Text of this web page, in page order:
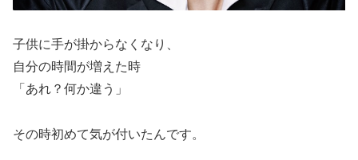
子供に手が掛からなくなり、
自分の時間が増えた時
「あれ？何か違う」
その時初めて気が付いたんです。